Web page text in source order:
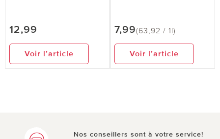
12,99
Voir l’article
7,99(63,92 / 1l)
Voir l’article
Nos conseillers sont à votre service!